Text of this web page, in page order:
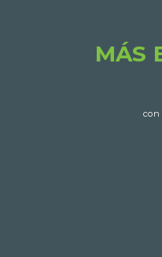
MÁS
con